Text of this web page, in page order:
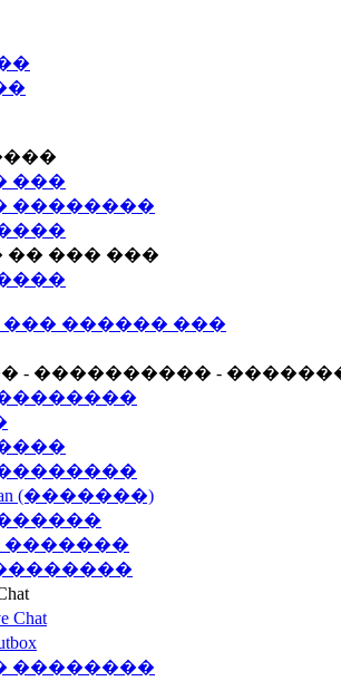
���
��������
��� ���
��� ������ ���
- ���������� -
(�������)
�������
��������